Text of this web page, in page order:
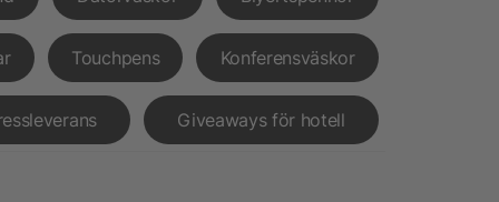
Touchpens Konferensväskor
Giveaways för hotell